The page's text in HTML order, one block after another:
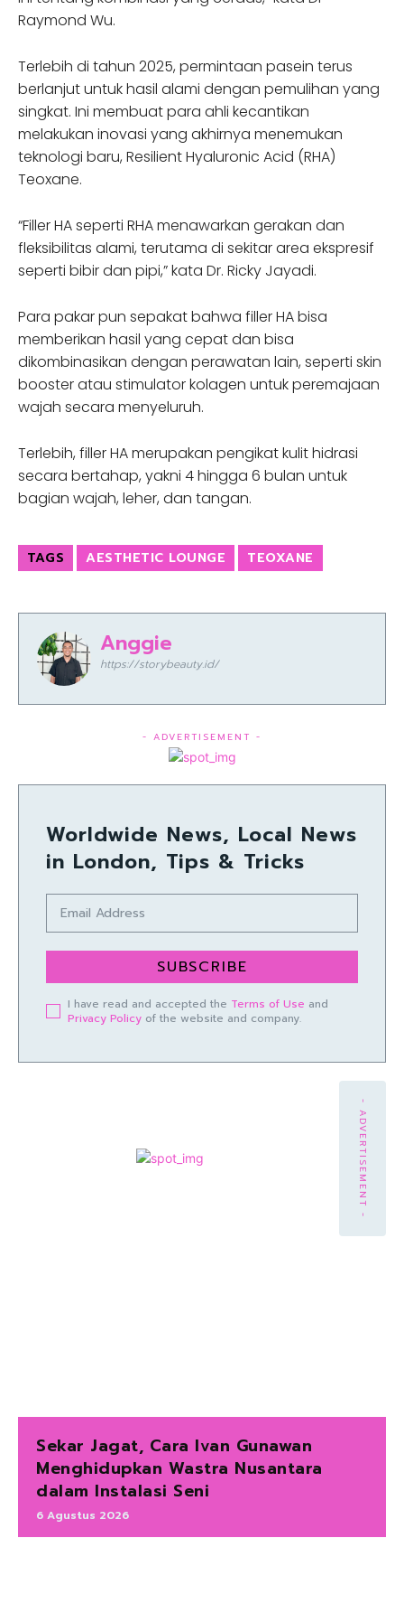
Raymond Wu.
Terlebih di tahun 2025, permintaan pasein terus
berlanjut untuk hasil alami dengan pemulihan yang
singkat. Ini membuat para ahli kecantikan
melakukan inovasi yang akhirnya menemukan
teknologi baru, Resilient Hyaluronic Acid (RHA)
Teoxane.
“Filler HA seperti RHA menawarkan gerakan dan
fleksibilitas alami, terutama di sekitar area ekspresif
seperti bibir dan pipi,” kata Dr. Ricky Jayadi.
Para pakar pun sepakat bahwa filler HA bisa
memberikan hasil yang cepat dan bisa
dikombinasikan dengan perawatan lain, seperti skin
booster atau stimulator kolagen untuk peremajaan
wajah secara menyeluruh.
Terlebih, filler HA merupakan pengikat kulit hidrasi
secara bertahap, yakni 4 hingga 6 bulan untuk
bagian wajah, leher, dan tangan.
TAGS AESTHETIC LOUNGE TEOXANE
Anggie
https://storybeauty.id/
- ADVERTISEMENT -
Worldwide News, Local News
in London, Tips & Tricks
SUBSCRIBE
I have read and accepted the Terms of Use and
Privacy Policy of the website and company.
- ADVERTISEMENT -
Sekar Jagat, Cara Ivan Gunawan
Menghidupkan Wastra Nusantara
dalam Instalasi Seni
6 Agustus 2026